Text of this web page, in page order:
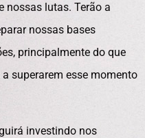
nossas lutas. Terão a
nossas bases
principalmente do que
superarem esse momento
investindo nos